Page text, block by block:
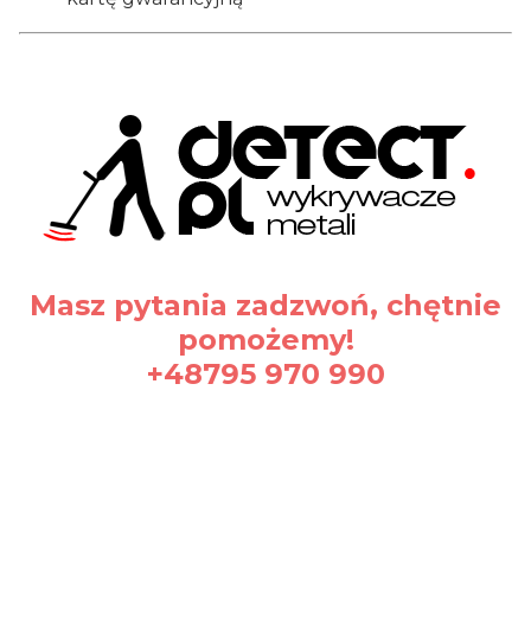
Masz pytania zadzwoń, chętnie
pomożemy!
+48795 970 990